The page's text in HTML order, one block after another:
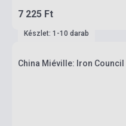
7 225 Ft
Készlet: 1-10 darab
China Miéville: Iron Council